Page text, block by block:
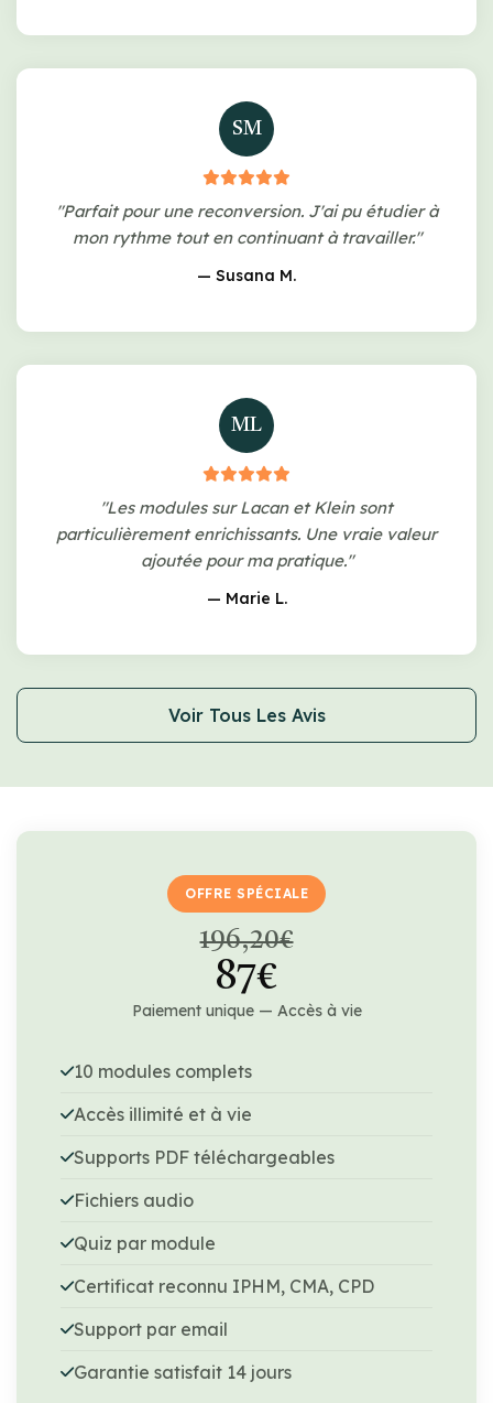
SM
"Parfait pour une reconversion. J'ai pu étudier à
mon rythme tout en continuant à travailler."
— Susana M.
ML
"Les modules sur Lacan et Klein sont
particulièrement enrichissants. Une vraie valeur
ajoutée pour ma pratique."
— Marie L.
Voir Tous Les Avis
OFFRE SPÉCIALE
196,20€
87€
Paiement unique — Accès à vie
10 modules complets
Accès illimité et à vie
Supports PDF téléchargeables
Fichiers audio
Quiz par module
Certificat reconnu IPHM, CMA, CPD
Support par email
Garantie satisfait 14 jours